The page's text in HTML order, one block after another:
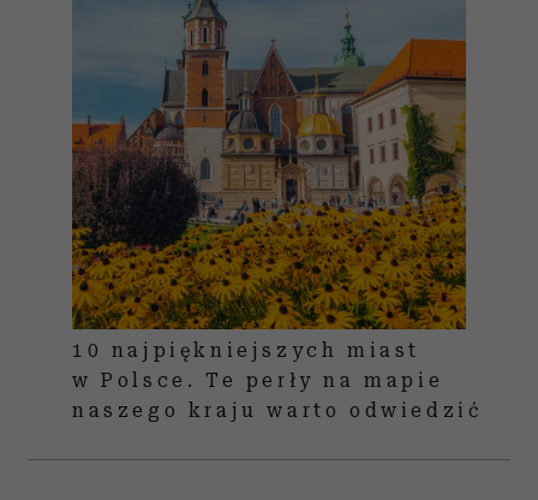
10 najpiękniejszych miast
w Polsce. Te perły na mapie
naszego kraju warto odwiedzić